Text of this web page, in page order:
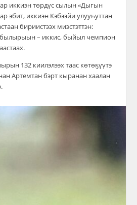
иккиэн төрдүс сылын «Дыгын
эбит, иккиэн Кэбээйи улууһуттан
бириистээх миэстэттэн:
былырыын – иккис, быйыл чемпион
132 киилэлээх таас көтөҕүүтэ
Артемтан бэрт кыранан хаалан